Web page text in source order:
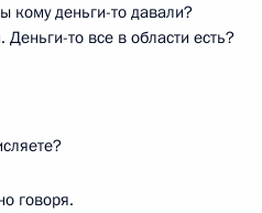
кому деньги-то давали?
то все в области есть?
говоря.